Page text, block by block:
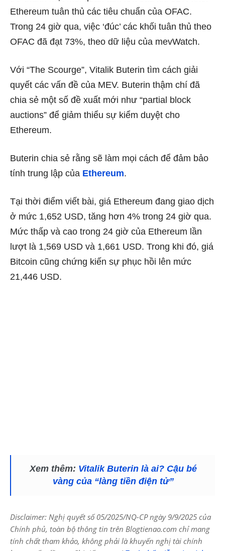
Ethereum tuân thủ các tiêu chuẩn của OFAC.
Trong 24 giờ qua, việc ‘đúc’ các khối tuân thủ theo
OFAC đã đạt 73%, theo dữ liệu của mevWatch.
Với “The Scourge”, Vitalik Buterin tìm cách giải
quyết các vấn đề của MEV. Buterin thậm chí đã
chia sẻ một số đề xuất mới như “partial block
auctions” để giảm thiểu sự kiểm duyệt cho
Ethereum.
Buterin chia sẻ rằng sẽ làm mọi cách để đảm bảo
tính trung lập của Ethereum.
Tại thời điểm viết bài, giá Ethereum đang giao dịch
ở mức 1,652 USD, tăng hơn 4% trong 24 giờ qua.
Mức thấp và cao trong 24 giờ của Ethereum lần
lượt là 1,569 USD và 1,661 USD. Trong khi đó, giá
Bitcoin cũng chứng kiến ​​sự phục hồi lên mức
21,446 USD.
Xem thêm: Vitalik Buterin là ai? Cậu bé
vàng của “làng tiền điện tử”
Disclaimer: Nghị quyết số 05/2025/NQ-CP ngày 9/9/2025 của
Chính phủ, toàn bộ thông tin trên Blogtienao.com chỉ mang
tính chất tham khảo, không phải là khuyến nghị tài chính